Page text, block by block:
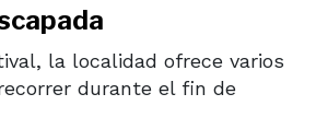
la localidad ofrece varios
durante el fin de